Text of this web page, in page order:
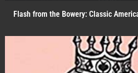
Flash from the Bowery: Classic